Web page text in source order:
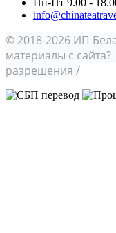
© 2018-2026 ИП
материалы с
разрешения /